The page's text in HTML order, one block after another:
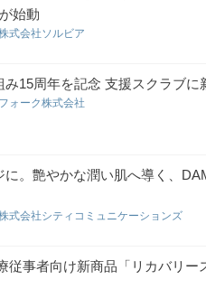
始動
式会社ソルビア
15周年を記念 支援スクラブに
フォーク株式会社
。艶やかな潤い肌へ導く、
式会社シティコミュニケーションズ
従事者向け新商品「リカバリー